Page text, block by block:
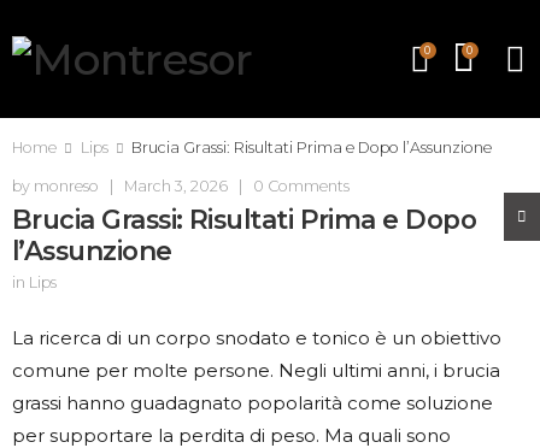
0 0
Home Lips Brucia Grassi: Risultati Prima e Dopo l’Assunzione
by monreso March 3, 2026 0 Comments
Brucia Grassi: Risultati Prima e Dopo
l’Assunzione
in Lips
La ricerca di un corpo snodato e tonico è un obiettivo
comune per molte persone. Negli ultimi anni, i brucia
grassi hanno guadagnato popolarità come soluzione
per supportare la perdita di peso. Ma quali sono